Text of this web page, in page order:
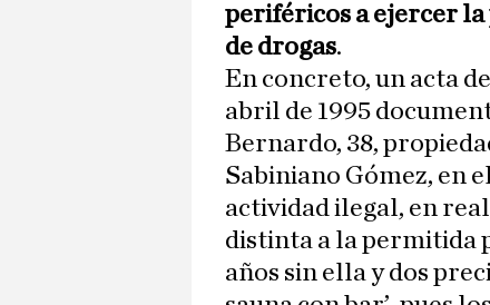
periféricos a ejercer
de drogas.
En concreto, un acta
abril de 1995
Bernardo, 38,
Sabiniano Gómez, en
actividad ilegal, en
distinta a la permitida
años sin ella y dos